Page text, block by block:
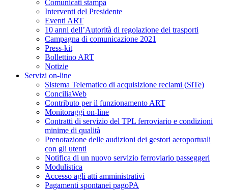
Comunicati stampa
Interventi del Presidente
Eventi ART
10 anni dell’Autorità di regolazione dei trasporti
Campagna di comunicazione 2021
Press-kit
Bollettino ART
Notizie
Servizi on-line
Sistema Telematico di acquisizione reclami (SiTe)
ConciliaWeb
Contributo per il funzionamento ART
Monitoraggi on-line
Contratti di servizio del TPL ferroviario e condizioni
minime di qualità
Prenotazione delle audizioni dei gestori aeroportuali
con gli utenti
Notifica di un nuovo servizio ferroviario passeggeri
Modulistica
Accesso agli atti amministrativi
Pagamenti spontanei pagoPA